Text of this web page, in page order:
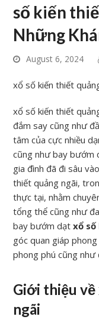
số kiến
Những
August 6, 2024
xổ số kiến thiết
xổ số kiến thiết
đắm say cũng như
tâm của cực nhiều
cũng như bay bướm
gia đình đã đi sâu
thiết quảng ngãi,
thực tại, nhằm
tổng thể cũng như
bay bướm dạtxổ
góc quan giáp
phong phú cũng như
Giới thiệu
ngãi